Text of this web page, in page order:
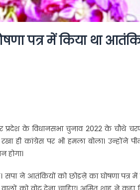
पत्र में किया था
प्रदेश के विधानसभा चुनाव 2022 के चौथे
ही कांग्रेस पर भी हमला बोला। उन्होंने
होगा।
सपा ने आतंकियों को छोडऩे का घोषणा पत्र में